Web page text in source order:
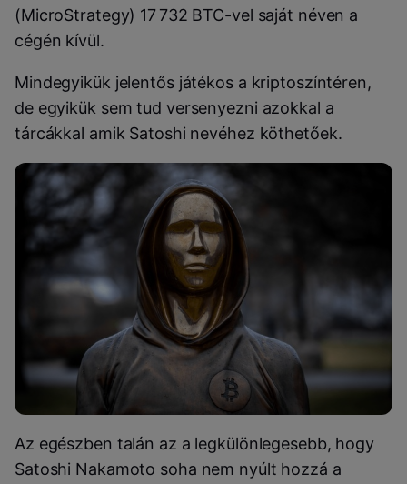
(MicroStrategy) 17 732 BTC-vel saját néven a
cégén kívül.
Mindegyikük jelentős játékos a kriptoszíntéren,
de egyikük sem tud versenyezni azokkal a
tárcákkal amik Satoshi nevéhez köthetőek.
Az egészben talán az a legkülönlegesebb, hogy
Satoshi Nakamoto soha nem nyúlt hozzá a